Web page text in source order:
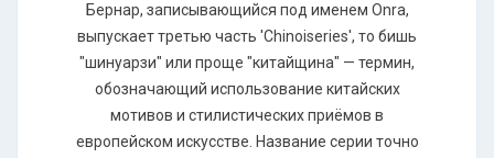
Бернар, записывающийся под именем Onra,
выпускает третью часть 'Chinoiseries', то бишь
"шинуарзи" или проще "китайщина" — термин,
обозначающий использование китайских
мотивов и стилистических приёмов в
европейском искусстве. Название серии точно